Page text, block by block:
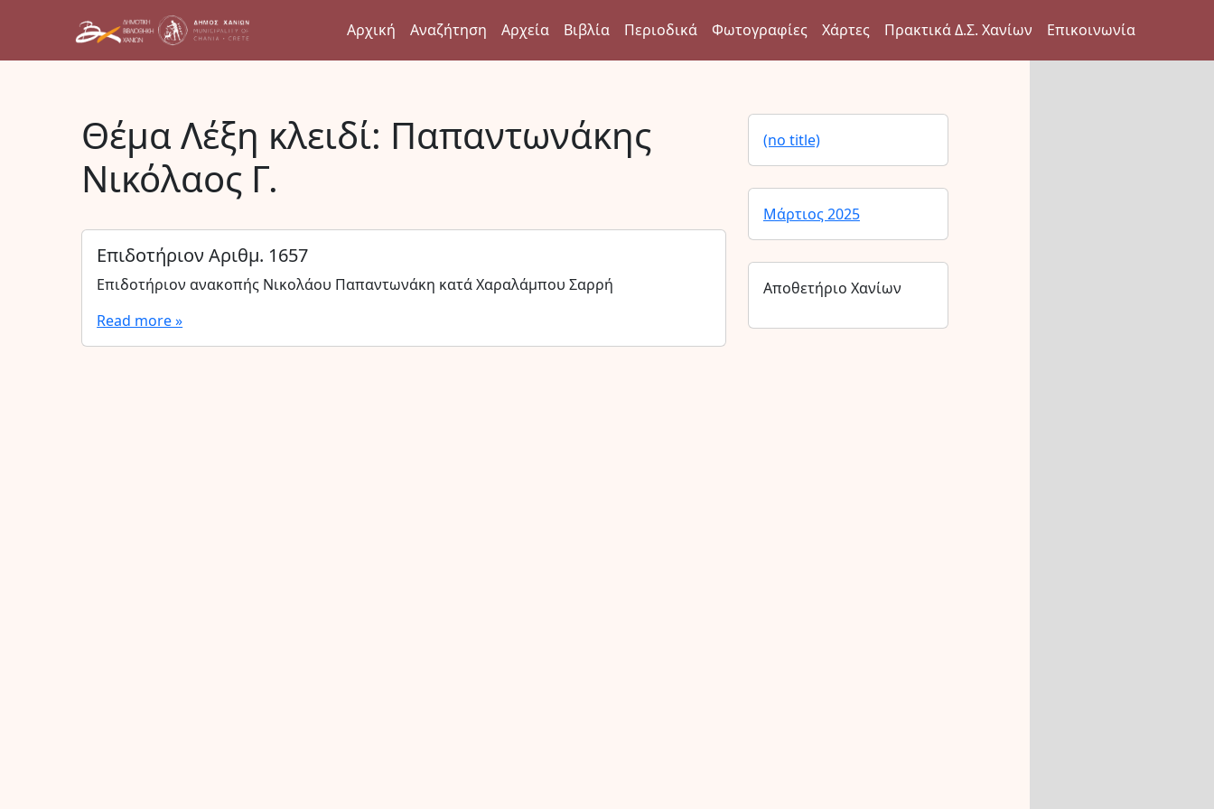
Αρχική Αναζήτηση Αρχεία Βιβλία Περιοδικά Φωτογραφίες Χάρτες Πρακτικά Δ.Σ. Χανίων Επικοινωνία
Θέμα Λέξη κλειδί: Παπαντωνάκης
Νικόλαος Γ.
Επιδοτήριον Αριθμ. 1657
Επιδοτήριον ανακοπής Νικολάου Παπαντωνάκη κατά Χαραλάμπου Σαρρή
Read more »
(no title)
Μάρτιος 2025
Αποθετήριο Χανίων